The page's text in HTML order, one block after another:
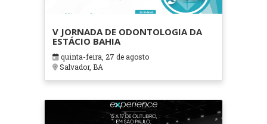
V JORNADA DE ODONTOLOGIA DA
ESTÁCIO BAHIA
quinta-feira, 27 de agosto
Salvador, BA